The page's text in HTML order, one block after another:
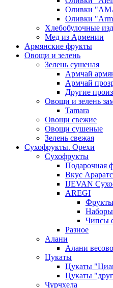
Оливки
Оливки
Хлебобулочные
Мед из Армении
Армянские фрукты
Овощи и зелень
Зелень сушеная
Армчай
Армчай
Другие
Овощи и зелень
Tamara
Овощи свежие
Овощи сушеные
Зелень свежая
Сухофрукты. Орехи
Сухофрукты
Подарочная
Вкус
IJEVAN
AREGI
Наборы
Чипсы
Разное
Алани
Алани
Цукаты
Цукаты
Цукаты
Чурчхела